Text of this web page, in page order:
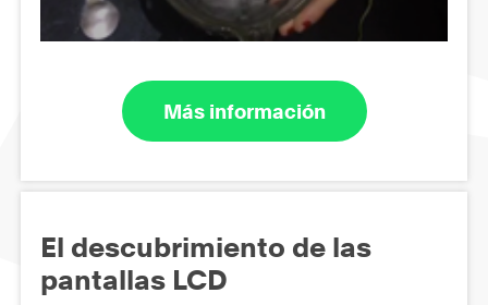
Más información
El descubrimiento de las
pantallas LCD